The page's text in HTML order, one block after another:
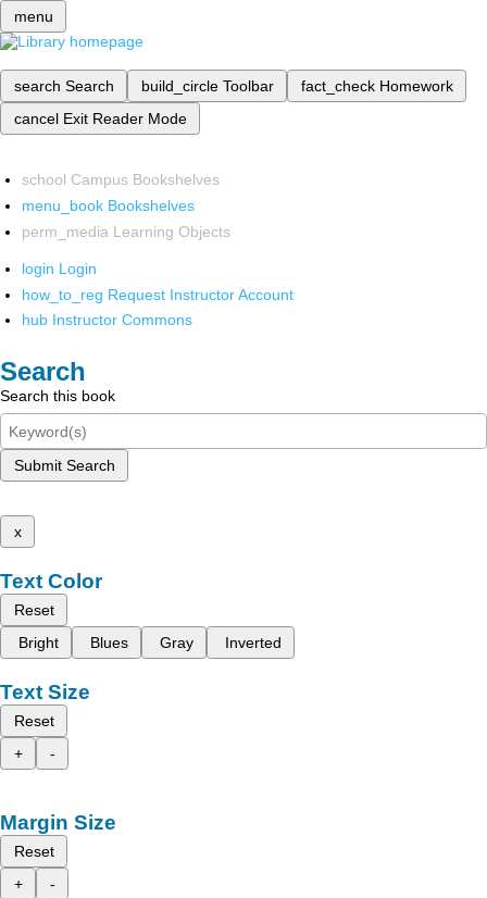
menu
search Search build_circle Toolbar fact_check Homework
cancel Exit Reader Mode
school Campus Bookshelves
menu_book Bookshelves
perm_media Learning Objects
login Login
how_to_reg Request Instructor Account
hub Instructor Commons
Search
Search this book
Submit Search
x
Text Color
Reset
Bright
Blues Gray Inverted
Text Size
Reset
+
-
Margin Size
Reset
+
-